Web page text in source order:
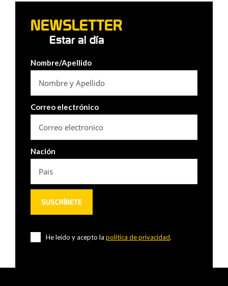
NEWSLETTER
Estar al día
Nombre/Apellido
Correo electrónico
Nación
He leido y acepto la politica de privacidad.